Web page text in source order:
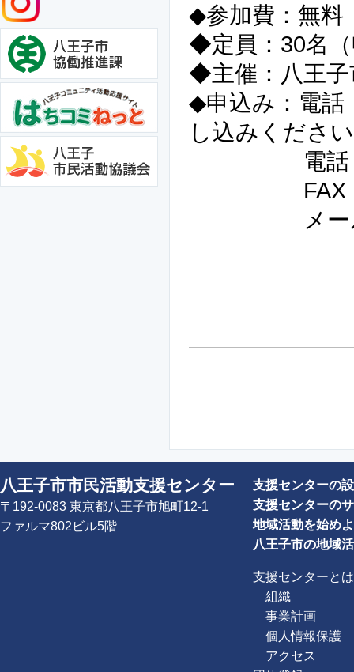
◆参加費：無料
◆定員：30名
◆主催：八王子
◆申込み：電話
し込みくださ
電話
FAX
メール
八王子市市民活動支援センター
〒192-0083 東京都八王子市旭町12-1
ファルマ802ビル5階
支援センターの
支援センターの
地域活動を始め
八王子市の地域
支援センターとは
組織
事業計画
個人情報保護
アクセス